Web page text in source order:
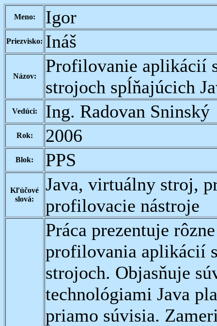
Meno: Igor
Priezvisko: Ináš
Názov:
Profilovanie aplikácií
strojoch spĺňajúcich
Vedúci: Ing. Radovan Sninský
Rok: 2006
Blok: PPS
Kľúčové
slová:
Java, virtuálny stroj,
profilovacie nástroje
Práca prezentuje
profilovania aplikácií
strojoch. Objasňuje
technológiami Java
priamo súvisia.